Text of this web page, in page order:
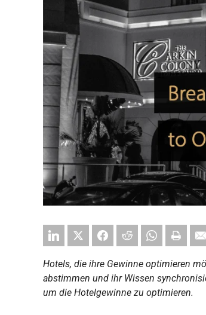
Hotels, die ihre Gewinne optimieren
abstimmen und ihr Wissen
um die Hotelgewinne zu optimieren.